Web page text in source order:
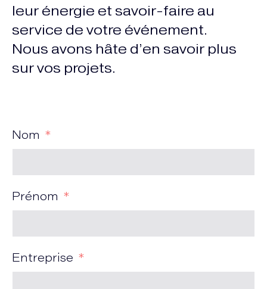
leur énergie et savoir-faire au
service de votre événement.
Nous avons hâte d’en savoir plus
sur vos projets.
Nom
Prénom
Entreprise